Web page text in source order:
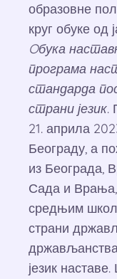
образовне
круг обуке од
Oбука
програма
стандарда
страни језик.
21. априла
Београду, а
из Београда,
Сада и
средњим
страни
држављанства
језик